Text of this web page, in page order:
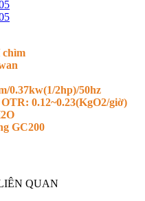
chìm
0.37kw(1/2hp)/50hz
0.12~0.23(KgO2/giờ)
GC200
QUAN